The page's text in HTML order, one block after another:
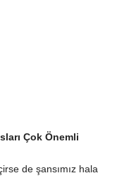
Çok Önemli
de şansımız hala